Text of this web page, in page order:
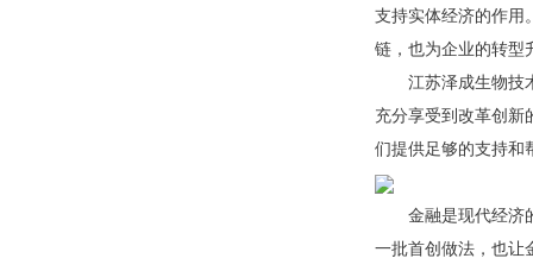
支持实体经济的作用
链，也为企业的转型
江苏泽成生物技
充分享受到改革创新
们提供足够的支持和
金融是现代经济
一批首创做法，也让